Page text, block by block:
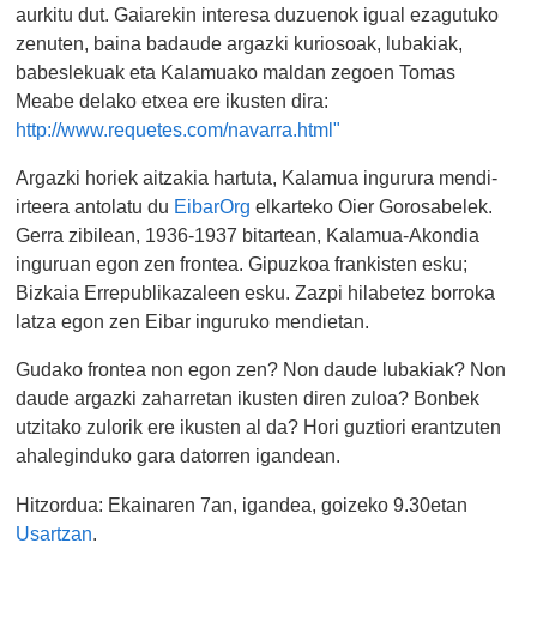
aurkitu dut. Gaiarekin interesa duzuenok igual ezagutuko
zenuten, baina badaude argazki kuriosoak, lubakiak,
babeslekuak eta Kalamuako maldan zegoen Tomas
Meabe delako etxea ere ikusten dira:
http://www.requetes.com/navarra.html"
Argazki horiek aitzakia hartuta, Kalamua ingurura mendi-
irteera antolatu du EibarOrg elkarteko Oier Gorosabelek.
Gerra zibilean, 1936-1937 bitartean, Kalamua-Akondia
inguruan egon zen frontea. Gipuzkoa frankisten esku;
Bizkaia Errepublikazaleen esku. Zazpi hilabetez borroka
latza egon zen Eibar inguruko mendietan.
Gudako frontea non egon zen? Non daude lubakiak? Non
daude argazki zaharretan ikusten diren zuloa? Bonbek
utzitako zulorik ere ikusten al da? Hori guztiori erantzuten
ahaleginduko gara datorren igandean.
Hitzordua: Ekainaren 7an, igandea, goizeko 9.30etan
Usartzan.